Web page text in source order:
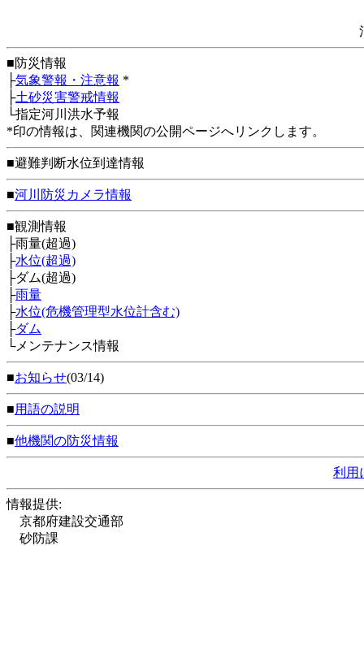
■防災情報
├気象警報・注意報 *
├土砂災害警戒情報
└指定河川洪水予報
*印の情報は、関連機関の公開ページへリンクします。
■避難判断水位到達情報
■河川防災カメラ情報
■観測情報
├雨量(超過)
├水位(超過)
├ダム(超過)
├雨量
├水位(危機管理型水位計含む)
├ダム
└メンテナンス情報
■お知らせ(03/14)
■用語の説明
■他機関の防災情報
利用
情報提供:
京都府建設交通部
砂防課